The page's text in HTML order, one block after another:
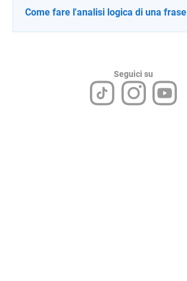
Come fare l'analisi logica di una frase
Seguici su